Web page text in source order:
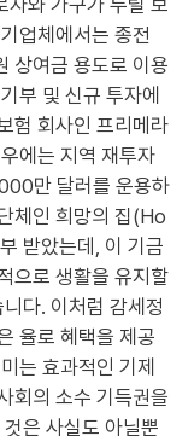
자와 가구가 누릴 보
업체에서는 종전
상여금 용도로 이용
부 및 신규 투자에
험 회사인 프리메라
에는 지역 재투자
만 달러를 운용하
체인 희망의 집(Ho
받았는데, 이 기금
으로 생활을 유지할
다. 이처럼 감세정
율로 혜택을 제공
는 효과적인 기제
회의 소수 기득권을
은 사실도 아닐뿐